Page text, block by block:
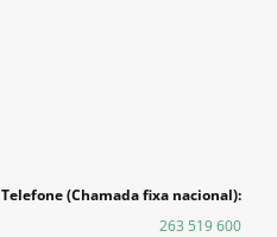
Telefone (Chamada fixa nacional):
263 519 600